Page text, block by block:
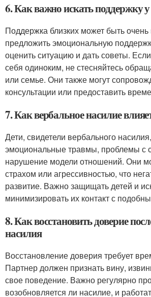
6. Как важно искать поддержку
Поддержка близких может быть
предложить эмоциональную
оценить ситуацию и дать советы.
себя одиноким, не стесняйтесь
или семье. Они также могут
консультации или предоставить
7. Как вербальное насилие
Дети, свидетели вербального
эмоциональные травмы, проблемы с
нарушение модели отношений. Они
страхом или агрессивностью, что
развитие. Важно защищать детей и
минимизировать их контакт с
8. Как восстановить доверие
насилия
Восстановление доверия требует
Партнер должен признать вину,
свое поведение. Важно регулярно
возобновляется ли насилие, и